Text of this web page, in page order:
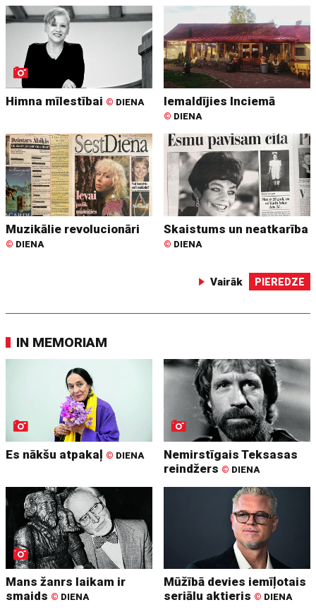
Himna mīlestībai © DIENA Iemaldījies Inciemā
© DIENA
Muzikālie revolucionāri
© DIENA
Skaistums un neatkarība
© DIENA
Vairāk PIEREDZE
IN MEMORIAM
Es nākšu atpakaļ © DIENA
Nemirstīgais Teksasas
reindžers © DIENA
Mans žanrs laikam ir
smaids © DIENA
Mūžībā devies iemīļotais
seriālu aktieris © DIENA